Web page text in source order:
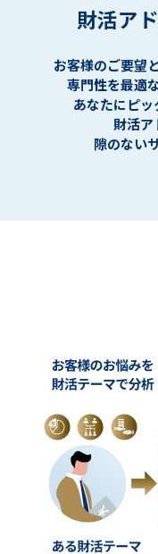
財活ア
お客様のご要望
専門性を最適
あなたにピ
財活ア
隙のない